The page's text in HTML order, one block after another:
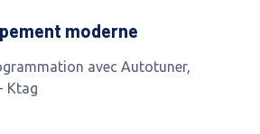
moderne
avec Autotuner,
Ktag